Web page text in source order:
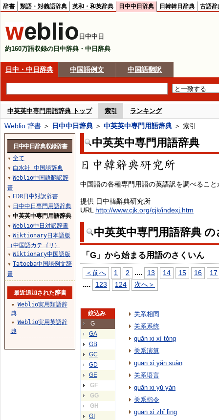
辞書 類語・対義語辞典 英和・和英辞典 日中中日辞典 日韓韓日辞典 古語辞
日中中日
約160万語収録の日中辞典・中日辞典
日中・中日辞典 中国語例文 中国語翻訳
中英英中専門用語辞典 トップ 索引 ランキング
Weblio 辞書 ＞ 日中中日辞典 ＞ 中英英中専門用語辞典 ＞ 索引
中英英中専門用語辞典
中国語の各種専門用語の英語訳を調べるこ
提供 日中韓辭典研究所
URL http://www.cjk.org/cjk/indexj.htm
中英英中専門用語辞典
「G」から始まる用語のさくいん
＜前へ 1 2 .... 13 14 15 16 17
.... 123 124 次へ＞
絞込み
G
GA
GB
GC
GD
GE
GF
GG
GH
GI
关系相同
关系系统
guān xi xì tǒng
关系演算
guān xi yǎn suàn
关系语言
guān xi yǔ yán
关系指令
guān xi zhǐ lìng
日中中日辞典収録辞書
▼ 全て
▼ 白水社 中国語辞典
▼ Weblio中国語翻訳辞
書
▼ EDR日中対訳辞書
▼ 日中中日専門用語辞典
▼ 中英英中専門用語辞典
▼ Weblio中日対訳辞書
▼ Wiktionary日本語版
（中国語カテゴリ）
▼ Wiktionary中国語版
▼ Tatoeba中国語例文辞
書
最近追加された辞書
▼
Weblio実用類語辞
典
▼
Weblio実用英語辞
典